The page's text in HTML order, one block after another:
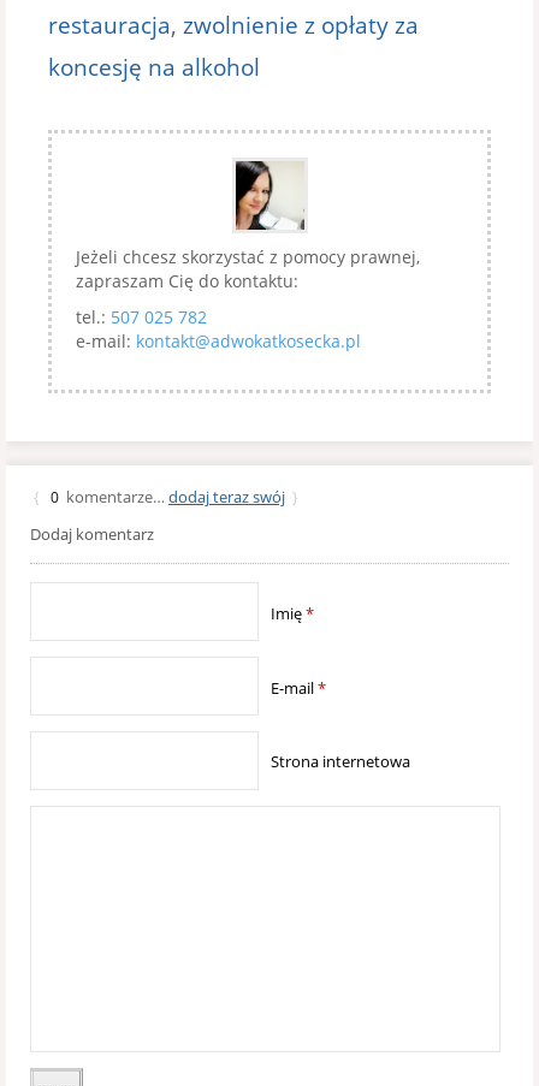
restauracja, zwolnienie z opłaty za
koncesję na alkohol
Jeżeli chcesz skorzystać z pomocy prawnej,
zapraszam Cię do kontaktu:
tel.: 507 025 782
e-mail: kontakt@adwokatkosecka.pl
{ 0 komentarze… dodaj teraz swój }
Dodaj komentarz
Imię*
E-mail*
Strona internetowa